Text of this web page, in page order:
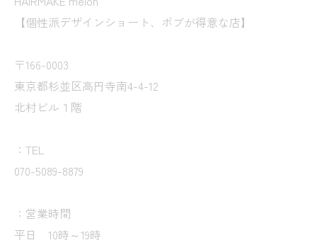
【個性派デザインショート、ボブが得意な店】
〒166-0003
東京都杉並区高円寺南4-4-12
北村ビル１階
：TEL
070-5089-8879
：営業時間
平日 10時～19時